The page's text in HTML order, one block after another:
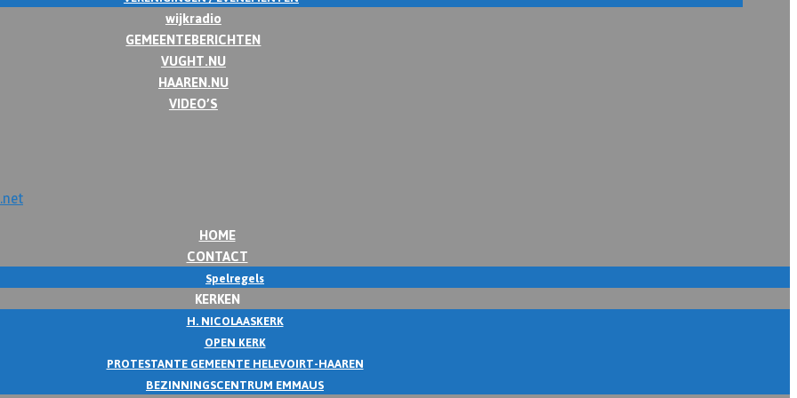
wijkradio
GEMEENTEBERICHTEN
VUGHT.NU
HAAREN.NU
VIDEO’S
HOME
CONTACT
Spelregels
KERKEN
H. NICOLAASKERK
OPEN KERK
PROTESTANTE GEMEENTE HELEVOIRT-HAAREN
BEZINNINGSCENTRUM EMMAUS